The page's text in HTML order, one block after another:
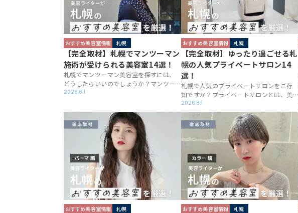
おすすめ美容室情報 札幌
【完全取材】札幌でマンツーマン
施術が受けられる美容室14選！
札幌でマンツーマン美容室を探すには、
どうしたらいいのでしょうか？マンツー
マン美容室はまだまだ全体から見ると数
ている場合などはウェブメディアでの露
出も少ないもの。今回は厳選したマンツ
ーマン美容室をご紹介させて頂きます。
2026.8.1
おすすめ美容室情報 札幌
【完全取材】ゆったり過ごせる札
幌の人気プライベートサロン14
選！
札幌で人気のプライベートサロンをご存
知ですか？プライベートサロンとは、美
容師さんとの関係性が築きやすかった
り、一対一で施術をしてくれたり、周り
のお客様を気にしなくても良い造りにな
っているなど、「自分だけの時間」をゆっ
たり過ごせる美容室のこと。活気溢れる
大型店も良いですが、自分に向き合う時
間としてのサロンタイムもまた良いもの
ですよ。
2026.8.1
おすすめ美容室情報 札幌 おすすめ美容室情報 札幌